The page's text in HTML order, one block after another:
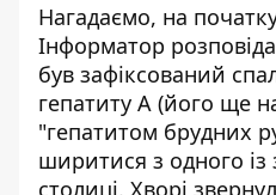
Нагадаємо, на
Інформатор
був зафіксований
гепатиту A (його ще
"гепатитом брудних
ширитися з одного із
столиці. Хворі